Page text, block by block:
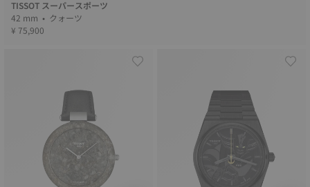
TISSOT スーパースポーツ
42 mm • クォーツ
¥ 75,900